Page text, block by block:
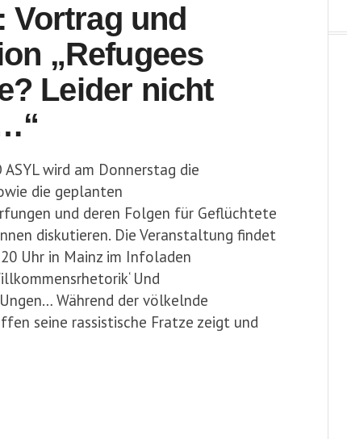
Vortrag und
„Refugees
Leider nicht
ASYL wird am Donnerstag die
die geplanten
und deren Folgen für Geflüchtete
diskutieren. Die Veranstaltung findet
Uhr in Mainz im Infoladen
Und
Während der völkelnde
seine rassistische Fratze zeigt und